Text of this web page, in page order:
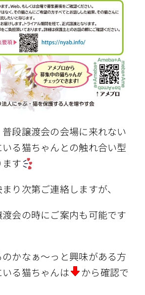
段譲渡会の会場に来れない
る猫ちゃんとの触れ合い型
す
り次第ご連絡しますが、
会の時にご案内も可能です
かなぁ〜っと興味がある方
る猫ちゃんは
から確認で